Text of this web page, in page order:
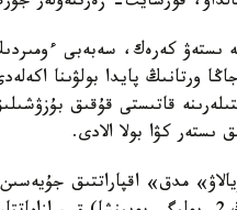
ىستەۋ كەرەك، سەبەبى
ورتانىڭ پايدا بولۋىنا
قاتىستى قۇقىق
كۋا بولا الادى.
مدق» اقپاراتتىق